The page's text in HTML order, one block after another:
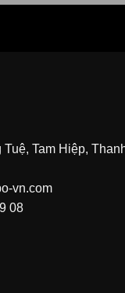
Tuệ, Tam Hiệp,
vn.com
08